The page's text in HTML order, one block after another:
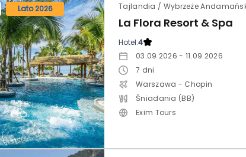
Lato 2026
La Flora Resort & Spa
Hotel:4
03.09.2026 - 11.09.2026
7 dni
Warszawa - Chopin
Śniadania (BB)
Exim Tours